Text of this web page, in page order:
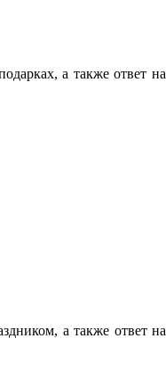
а также ответ на
а также ответ на